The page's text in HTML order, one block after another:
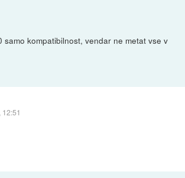
samo kompatibilnost, vendar ne metat vse v